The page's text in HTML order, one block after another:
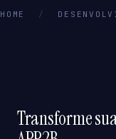
HOME /
Transforme